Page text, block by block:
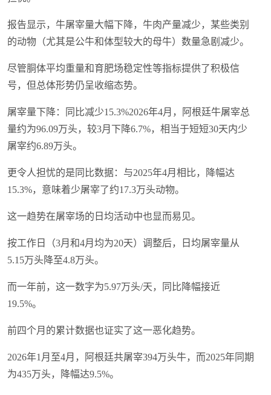
报告显示，牛屠宰量大幅下降，牛肉产量减少，某些类别
的动物（尤其是公牛和体型较大的母牛）数量急剧减少。
尽管胴体平均重量和育肥场稳定性等指标提供了积极信
号，但总体形势仍呈收缩态势。
屠宰量下降：同比减少15.3%2026年4月，阿根廷牛屠宰总
量约为96.09万头，较3月下降6.7%，相当于短短30天内少
屠宰约6.89万头。
更令人担忧的是同比数据：与2025年4月相比，降幅达
15.3%，意味着少屠宰了约17.3万头动物。
这一趋势在屠宰场的日均活动中也显而易见。
按工作日（3月和4月均为20天）调整后，日均屠宰量从
5.15万头降至4.8万头。
而一年前，这一数字为5.97万头/天，同比降幅接近
19.5%。
前四个月的累计数据也证实了这一恶化趋势。
2026年1月至4月，阿根廷共屠宰394万头牛，而2025年同期
为435万头，降幅达9.5%。